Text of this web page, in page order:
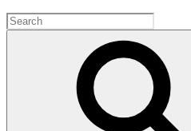
Search
for: